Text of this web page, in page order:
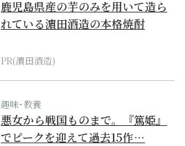
鹿児島県産の芋のみを用いて造ら
れている濵田酒造の本格焼酎
PR(濵田酒造)
趣味･教養
悪女から戦国ものまで。『篤姫』
でピークを迎えて過去15作…